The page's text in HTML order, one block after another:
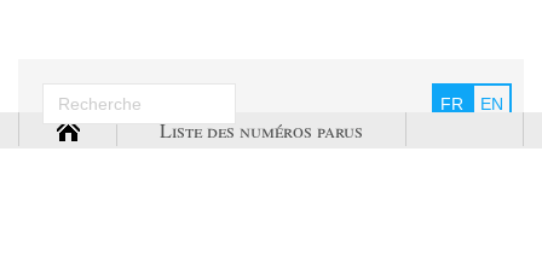
FR EN
Liste des numéros parus